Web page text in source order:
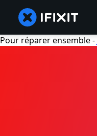
Pour réparer ensemble -